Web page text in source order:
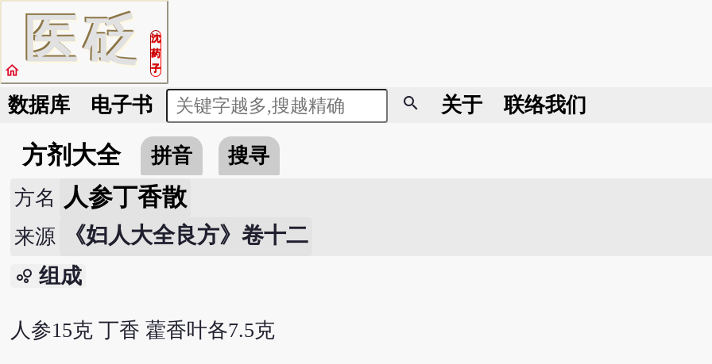
医砭
沈
药
子
home
数据库 电子书 search 关于 联络我们
方剂大全 拼音
搜寻
方名 人参丁香散
来源 《妇人大全良方》卷十二
bubble_chart 组成
人参15克 丁香 藿香叶各7.5克